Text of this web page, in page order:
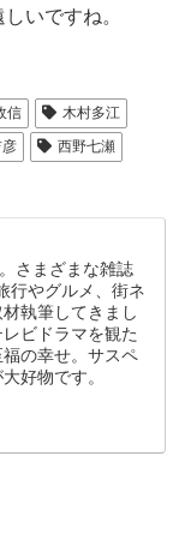
いですね。
信
木村多江
西野七瀬
さまざまな雑誌
行やグルメ、街ネ
執筆してきまし
ビドラマを観た
の幸せ。サスペ
好物です。